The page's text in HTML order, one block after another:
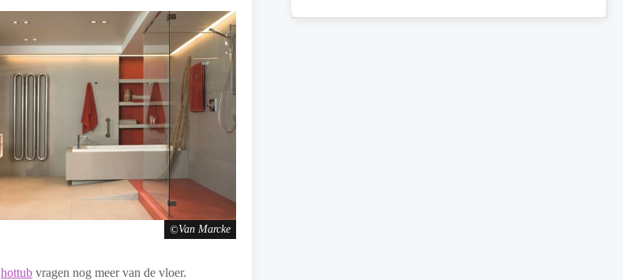
Van Marcke
hottub vragen nog meer van de vloer.